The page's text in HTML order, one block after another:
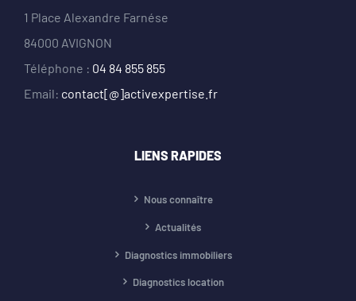
1 Place Alexandre Farnése
84000 AVIGNON
Téléphone : 04 84 855 855
Email: contact[@]activexpertise.fr
LIENS RAPIDES
Nous connaître
Actualités
Diagnostics immobiliers
Diagnostics location